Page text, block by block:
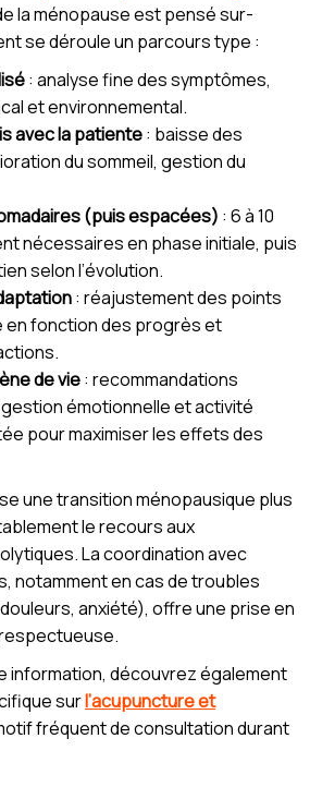
la ménopause est pensé sur-
se déroule un parcours type :
: analyse fine des symptômes,
et environnemental.
avec la patiente: baisse des
du sommeil, gestion du
(puis espacées) : 6 à 10
nécessaires en phase initiale, puis
selon l’évolution.
: réajustement des points
en fonction des progrès et
de vie: recommandations
émotionnelle et activité
pour maximiser les effets des
une transition ménopausique plus
le recours aux
La coordination avec
notamment en cas de troubles
anxiété), offre une prise en
information, découvrez également
surl’acupuncture et
fréquent de consultation durant